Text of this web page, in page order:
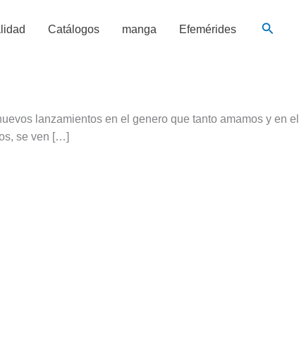
Catálogos manga Efemérides
lanzamientos en el genero que tanto amamos y en el
se ven […]